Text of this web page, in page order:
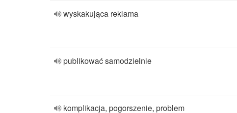
wyskakująca reklama
publikować samodzielnie
komplikacja, pogorszenie, problem